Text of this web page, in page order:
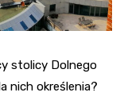
stolicy Dolnego
nich określenia?